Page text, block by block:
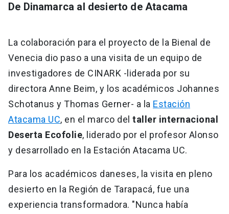
De Dinamarca al desierto de Atacama
La colaboración para el proyecto de la Bienal de
Venecia dio paso a una visita de un equipo de
investigadores de CINARK -liderada por su
directora Anne Beim, y los académicos Johannes
Schotanus y Thomas Gerner- a la Estación
Atacama UC, en el marco del taller internacional
Deserta Ecofolie, liderado por el profesor Alonso
y desarrollado en la Estación Atacama UC.
Para los académicos daneses, la visita en pleno
desierto en la Región de Tarapacá, fue una
experiencia transformadora. "Nunca había